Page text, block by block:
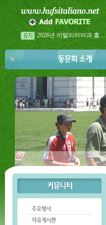
2026년 이탈리아어과 홈…
2026년 이탈리아어과 홈…
2026년 5월 23일 금요일 <…